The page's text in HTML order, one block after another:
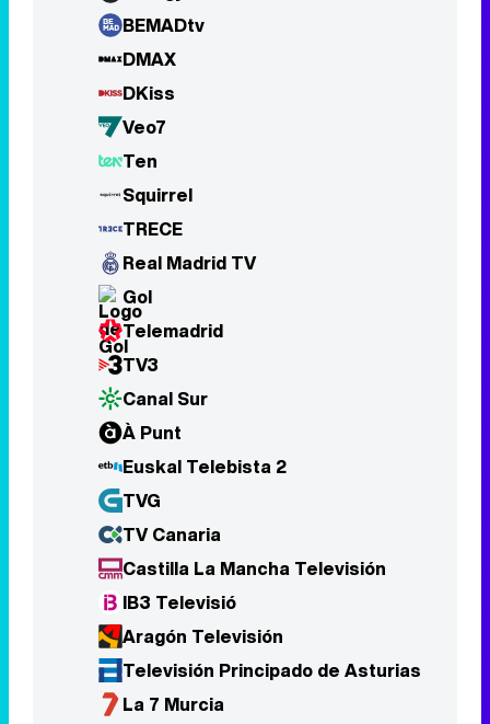
BEMADtv
DMAX
DKiss
Veo7
Ten
Squirrel
TRECE
Real Madrid TV
Gol
Telemadrid
TV3
Canal Sur
À Punt
Euskal Telebista 2
TVG
TV Canaria
Castilla La Mancha Televisión
IB3 Televisió
Aragón Televisión
Televisión Principado de Asturias
La 7 Murcia